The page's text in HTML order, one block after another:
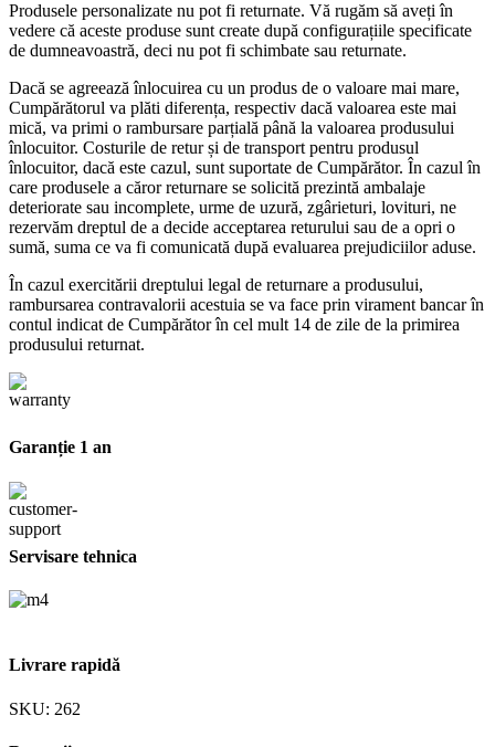
Produsele personalizate nu pot fi returnate. Vă rugăm să aveți în
vedere că aceste produse sunt create după configurațiile specificate
de dumneavoastră, deci nu pot fi schimbate sau returnate.
Dacă se agreează înlocuirea cu un produs de o valoare mai mare,
Cumpărătorul va plăti diferența, respectiv dacă valoarea este mai
mică, va primi o rambursare parțială până la valoarea produsului
înlocuitor. Costurile de retur și de transport pentru produsul
înlocuitor, dacă este cazul, sunt suportate de Cumpărător. În cazul în
care produsele a căror returnare se solicită prezintă ambalaje
deteriorate sau incomplete, urme de uzură, zgârieturi, lovituri, ne
rezervăm dreptul de a decide acceptarea returului sau de a opri o
sumă, suma ce va fi comunicată după evaluarea prejudiciilor aduse.
În cazul exercitării dreptului legal de returnare a produsului,
rambursarea contravalorii acestuia se va face prin virament bancar în
contul indicat de Cumpărător în cel mult 14 de zile de la primirea
produsului returnat.
Garanție 1 an
Servisare tehnica
Livrare rapidă
SKU: 262